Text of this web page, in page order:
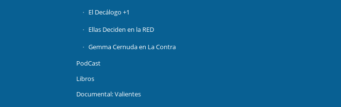
El Decálogo +1
Ellas Deciden en la RED
Gemma Cernuda en La Contra
PodCast
Libros
Documental: Valientes